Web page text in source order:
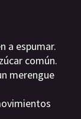
a espumar.
común.
merengue